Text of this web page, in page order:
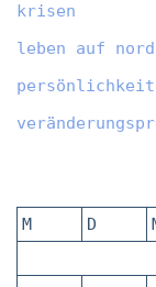
krisen
leben auf
M
D